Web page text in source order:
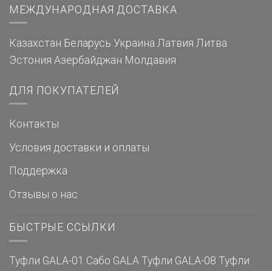
МЕЖДУНАРОДНАЯ ДОСТАВКА
Казахстан Беларусь Украина Латвия Литва
Эстония Азербайджан Молдавия
ДЛЯ ПОКУПАТЕЛЕЙ
Контакты
Условия доставки и оплаты
Поддержка
Отзывы о нас
БЫСТРЫЕ ССЫЛКИ
Туфли GALA-01 Сабо GALA Туфли GALA-08 Туфли